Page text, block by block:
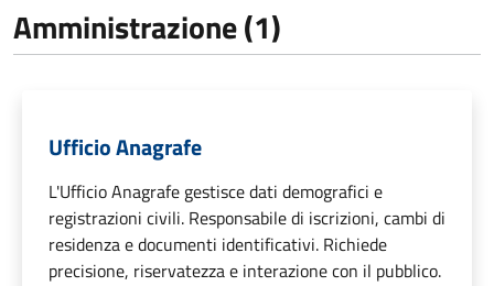
Amministrazione (1)
Ufficio Anagrafe
L'Ufficio Anagrafe gestisce dati demografici e
registrazioni civili. Responsabile di iscrizioni, cambi di
residenza e documenti identificativi. Richiede
precisione, riservatezza e interazione con il pubblico.